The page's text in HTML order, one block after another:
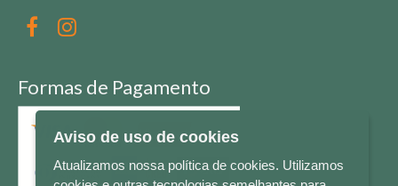
Formas de Pagamento
Aviso de uso de cookies
Atualizamos nossa política de cookies. Utilizamos